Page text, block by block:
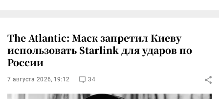
The Atlantic: Маск запретил Киеву
использовать Starlink для ударов по
России
7 августа 2026, 19:12 34